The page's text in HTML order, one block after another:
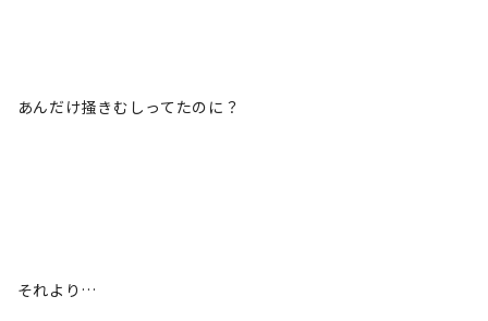
あんだけ掻きむしってたのに？
それより…